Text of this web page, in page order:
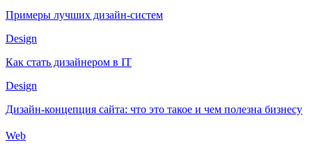
Примеры лучших дизайн-систем
Design
Как стать дизайнером в IT
Design
Дизайн-концепция сайта: что это такое и чем полезна бизнесу
Web